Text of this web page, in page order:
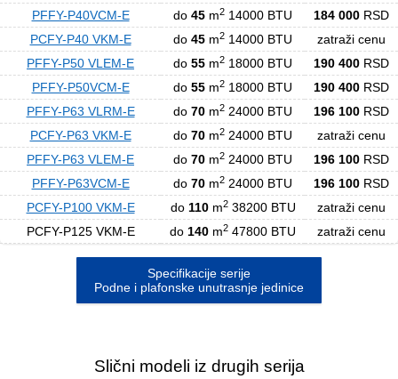
PFFY-P40VCM-E
do 45 m2 14000 BTU 184 000 RSD
PCFY-P40 VKM-E
do 45 m2 14000 BTU
zatraži cenu
PFFY-P50 VLEM-E
do 55 m2 18000 BTU 190 400 RSD
PFFY-P50VCM-E
do 55 m2 18000 BTU 190 400 RSD
PFFY-P63 VLRM-E
do 70 m2 24000 BTU 196 100 RSD
PCFY-P63 VKM-E
do 70 m2 24000 BTU
zatraži cenu
PFFY-P63 VLEM-E
do 70 m2 24000 BTU 196 100 RSD
PFFY-P63VCM-E
do 70 m2 24000 BTU 196 100 RSD
PCFY-P100 VKM-E
do 110m2 38200 BTU
zatraži cenu
PCFY-P125 VKM-E
do 140 m2 47800 BTU zatraži cenu
Specifikacije serije
Podne i plafonske unutrasnje jedinice
Slični modeli iz drugih serija